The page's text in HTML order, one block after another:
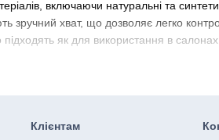
включаючи натуральні та
зручний хват, що дозволяє легко
як для використання в
Клієнтам